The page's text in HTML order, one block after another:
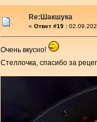
Re:Шакшука
« Ответ #19 :
Очень вкусно!
Стеллочка, спасибо за